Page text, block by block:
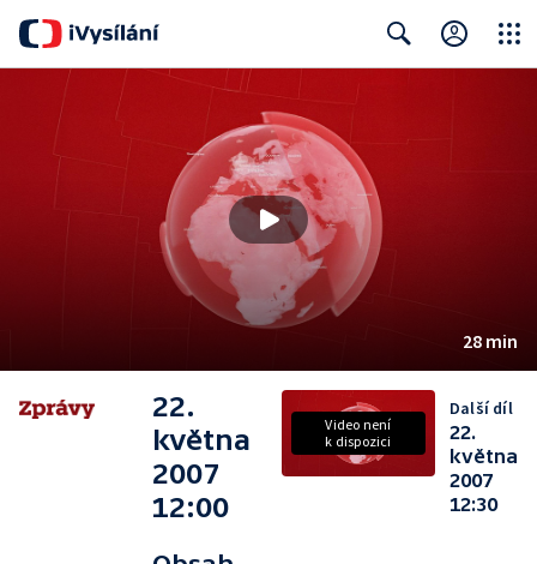
28 min
22.
května
2007
12:00
Video není
k dispozici
Další díl
22.
května
2007
12:30